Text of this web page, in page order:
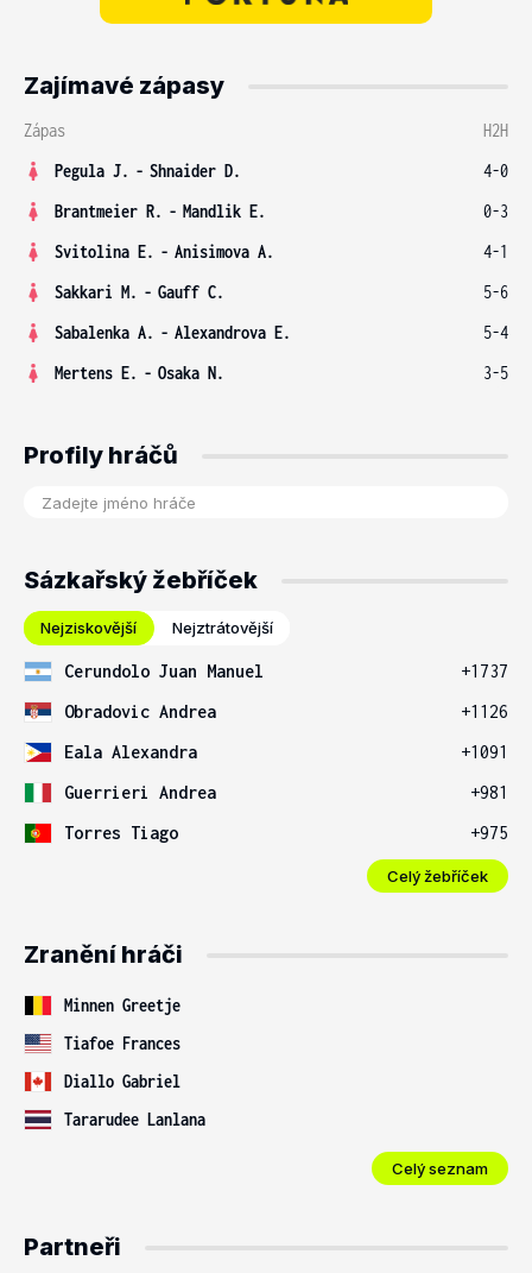
Zajímavé zápasy
Zápas
H2H
Pegula J. - Shnaider D.
4-0
Brantmeier R. - Mandlik E.
0-3
Svitolina E. - Anisimova A.
4-1
Sakkari M. - Gauff C.
5-6
Sabalenka A. - Alexandrova E.
5-4
Mertens E. - Osaka N. 3-5
Profily hráčů
Sázkařský žebříček
Nejziskovější Nejztrátovější
Cerundolo Juan Manuel
+1737
Obradovic Andrea
+1126
Eala Alexandra
+1091
Guerrieri Andrea
+981
Torres Tiago
+975
Celý žebříček
Zranění hráči
Minnen Greetje
Tiafoe Frances
Diallo Gabriel
Tararudee Lanlana
Celý seznam
Partneři